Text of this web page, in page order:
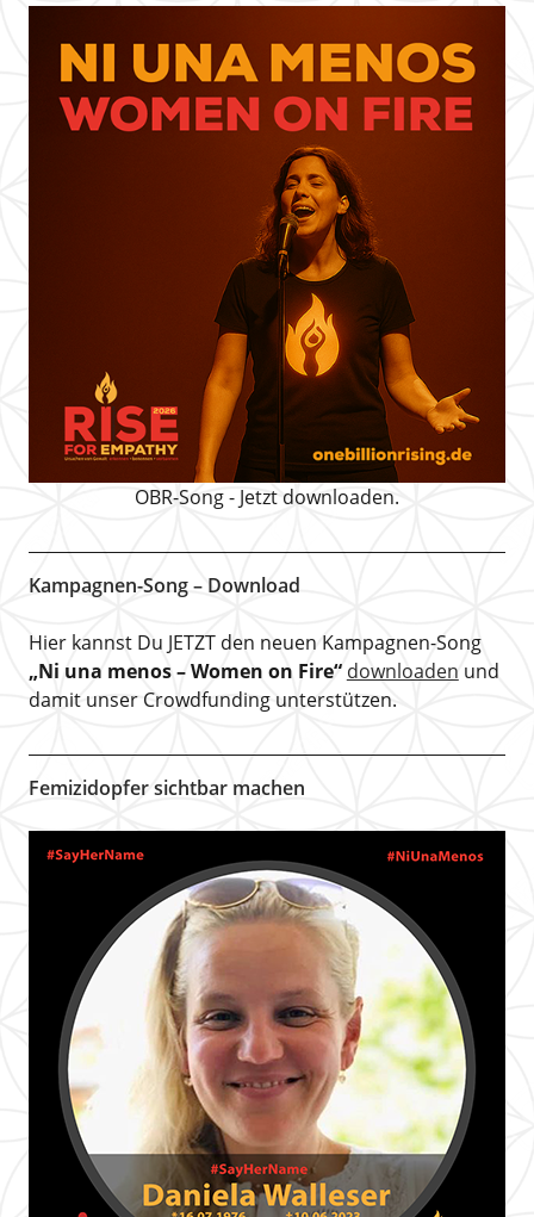
OBR-Song - Jetzt downloaden.
Kampagnen-Song – Download
Hier kannst Du JETZT den neuen Kampagnen-Song
„Ni una menos – Women on Fire“ downloaden und
damit unser Crowdfunding unterstützen.
Femizidopfer sichtbar machen